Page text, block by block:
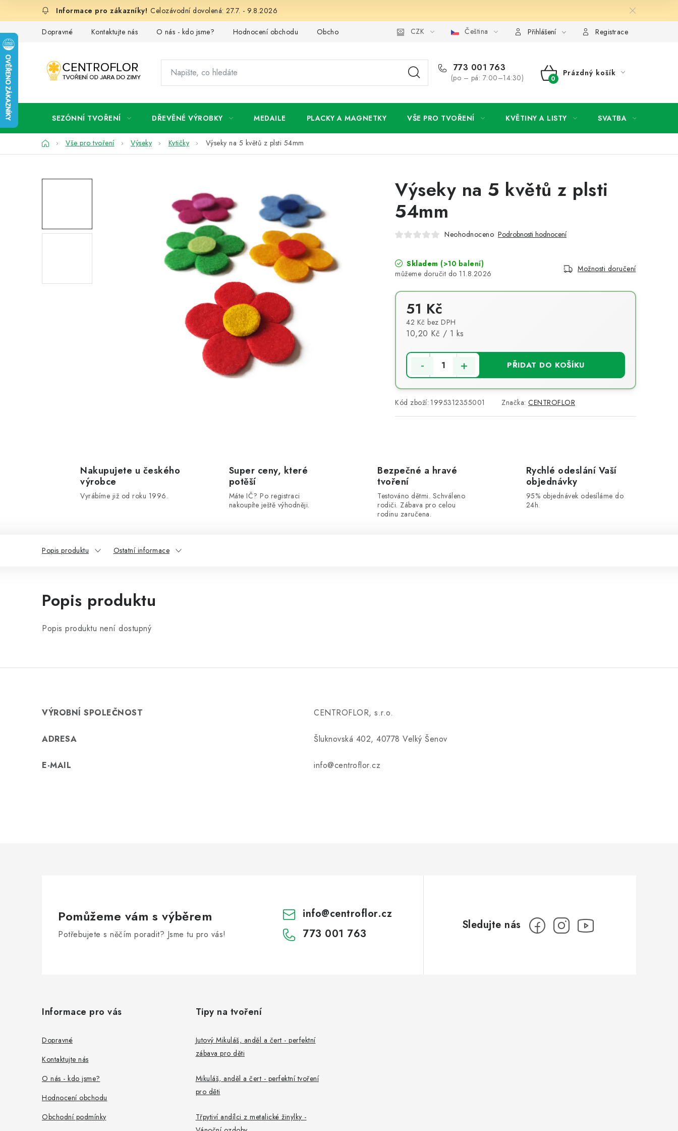
Celozávodní dovolená: 27.7. - 9.8.2026
Dopravné Kontaktujte nás O nás - kdo jsme? Hodnocení obchodu Obchodní podmínky Podmínky ochrany osobních údajů Jak získat lepší ceny? Moje objednávka
CZK Čeština Přihlášení Registrace
773 001 763
(po – pá: 7:00–14:30)
NÁKUPNÍ
Prázdný košík
SEZÓNNÍ TVOŘENÍ DŘEVĚNÉ VÝROBKY MEDAILE PLACKY A MAGNETKY VŠE PRO TVOŘENÍ KVĚTINY A LISTY SVATBA
DomůVše pro tvoření Výseky Kytičky Výseky na 5 květů z plsti 54mm
Výseky na 5 květů z plsti
54mm
Neohodnoceno Podrobnosti hodnocení
Skladem (>10 balení)
11.8.2026
Možnosti doručení
51 Kč
42 Kč bez DPH
Měrná cena:
10,20 Kč / 1 ks
PŘIDAT DO KOŠÍKU
Kód zboží: 1995312355001 Značka: CENTROFLOR
Nakupujete u českého
výrobce
Vyrábíme již od roku 1996.
Super ceny, které
potěší
Máte IČ? Po registraci
nakoupíte ještě výhodněji.
Bezpečné a hravé
tvoření
Testováno dětmi. Schváleno
rodiči. Zábava pro celou
rodinu zaručena.
Rychlé odeslání Vaší
objednávky
95% objednávek odesíláme do
24h.
Popis produktu Ostatní informace
Popis produktu
Popis produktu není dostupný
VÝROBNÍ SPOLEČNOST CENTROFLOR, s.r.o.
ADRESA Šluknovská 402, 40778 Velký Šenov
E-MAIL info@centroflor.cz
Pomůžeme vám s výběrem
Potřebujete s něčím poradit? Jsme tu pro vás!
info@centroflor.cz
773 001 763
Informace pro vás
Dopravné
Kontaktujte nás
O nás - kdo jsme?
Hodnocení obchodu
Obchodní podmínky
Tipy na tvoření
Jutový Mikuláš, anděl a čert - perfektní
zábava pro děti
Mikuláš, anděl a čert - perfektní tvoření
pro děti
Třpytiví andílci z metalické žinylky -